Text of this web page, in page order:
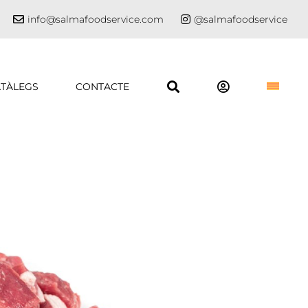
info@salmafoodservice.com @salmafoodservice
CONTACTE